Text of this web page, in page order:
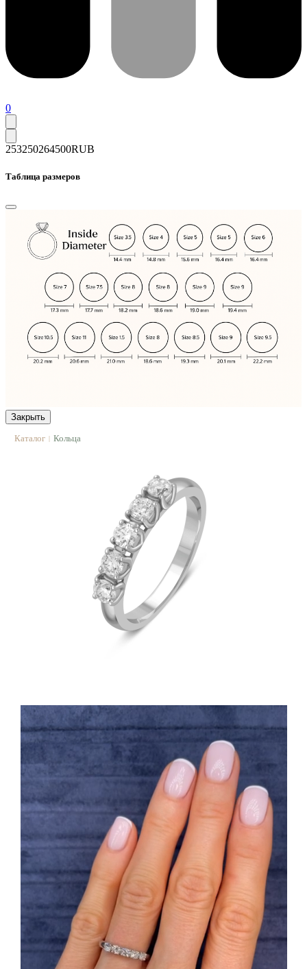
0
253250264500RUB
Таблица размеров
Закрыть
Каталог | Кольца